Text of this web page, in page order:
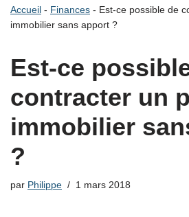
Accueil - Finances - Est-ce possible de
immobilier sans apport ?
Est-ce
contracter un
immobilier
?
par Philippe 1 mars 2018